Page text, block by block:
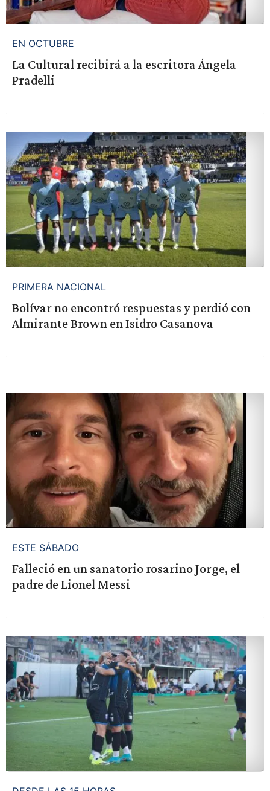
EN OCTUBRE
La Cultural recibirá a la escritora Ángela
Pradelli
PRIMERA NACIONAL
Bolívar no encontró respuestas y perdió con
Almirante Brown en Isidro Casanova
ESTE SÁBADO
Falleció en un sanatorio rosarino Jorge, el
padre de Lionel Messi